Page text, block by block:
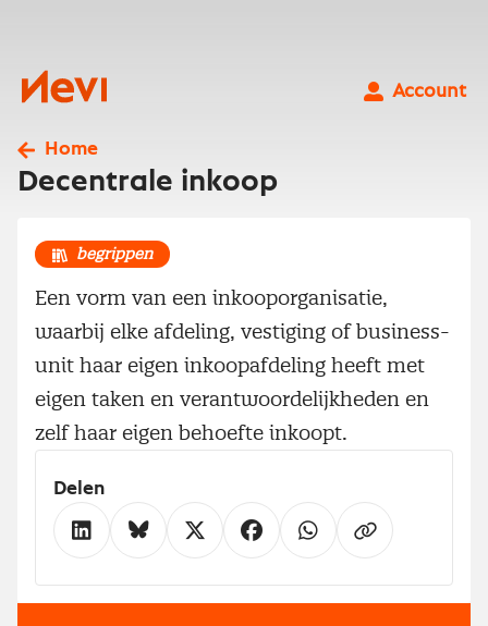
Nevi
Account
Home
Decentrale inkoop
begrippen
Een vorm van een inkooporganisatie,
waarbij elke afdeling, vestiging of business-
unit haar eigen inkoopafdeling heeft met
eigen taken en verantwoordelijkheden en
zelf haar eigen behoefte inkoopt.
Delen